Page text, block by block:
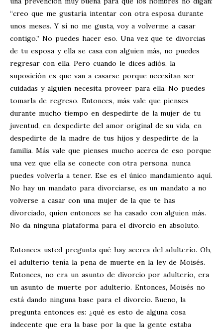
“creo que me gustaría intentar con otra esposa durante
unos meses. Y si no me gusta, voy a volverme a casar
contigo.” No puedes hacer eso. Una vez que te divorcias
de tu esposa y ella se casa con alguien más, no puedes
regresar con ella. Pero cuando le dices adiós, la
suposición es que van a casarse porque necesitan ser
cuidadas y alguien necesita proveer para ella. No puedes
tomarla de regreso. Entonces, más vale que pienses
durante mucho tiempo en despedirte de la mujer de tu
juventud, en despedirte del amor original de su vida, en
despedirte de la madre de tus hijos y despedirte de la
familia. Más vale que pienses mucho acerca de eso porque
una vez que ella se conecte con otra persona, nunca
puedes volverla a tener. Ese es el único mandamiento aquí.
No hay un mandato para divorciarse, es un mandato a no
volverse a casar con una mujer de la que te has
divorciado, quien entonces se ha casado con alguien más.
No da ninguna plataforma para el divorcio en absoluto.
Entonces usted pregunta qué hay acerca del adulterio. Oh,
el adulterio tenía la pena de muerte en la ley de Moisés.
Entonces, no era un asunto de divorcio por adulterio, era
un asunto de muerte por adulterio. Entonces, Moisés no
está dando ninguna base para el divorcio. Bueno, la
pregunta entonces es: ¿qué es esto de alguna cosa
indecente que era la base por la que la gente estaba